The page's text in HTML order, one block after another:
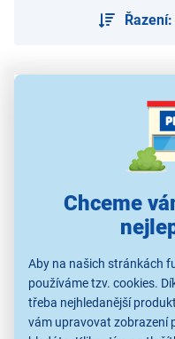
Chceme
Aby na našich stránkách
používáme tzv. cookies.
třeba nejhledanější
vám upravovat zobrazení
Použité obrázky jsou
mohou v průběhu času